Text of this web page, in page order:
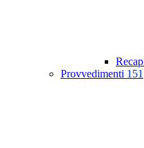
Provvedimenti 151